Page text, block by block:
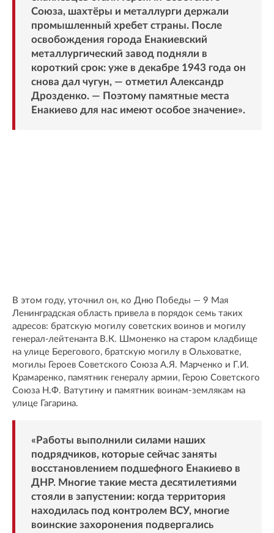
Союза, шахтёры и металлурги держали
промышленный хребет страны. После
освобождения города Енакиевский
металлургический завод подняли в
короткий срок: уже в декабре 1943 года он
снова дал чугун, — отметил Александр
Дрозденко. — Поэтому памятные места
Енакиево для нас имеют особое значение».
В этом году, уточнил он, ко Дню Победы — 9 Мая
Ленинградская область привела в порядок семь таких
адресов: братскую могилу советских воинов и могилу
генерал-лейтенанта В.К. Шмоненко на старом кладбище
на улице Берегового, братскую могилу в Ольховатке,
могилы Героев Советского Союза А.Я. Марченко и Г.И.
Крамаренко, памятник генералу армии, Герою Советского
Союза Н.Ф. Ватутину и памятник воинам-землякам на
улице Гагарина.
«Работы выполнили силами наших
подрядчиков, которые сейчас заняты
восстановлением подшефного Енакиево в
ДНР. Многие такие места десятилетиями
стояли в запустении: когда территория
находилась под контролем ВСУ, многие
воинские захоронения подвергались